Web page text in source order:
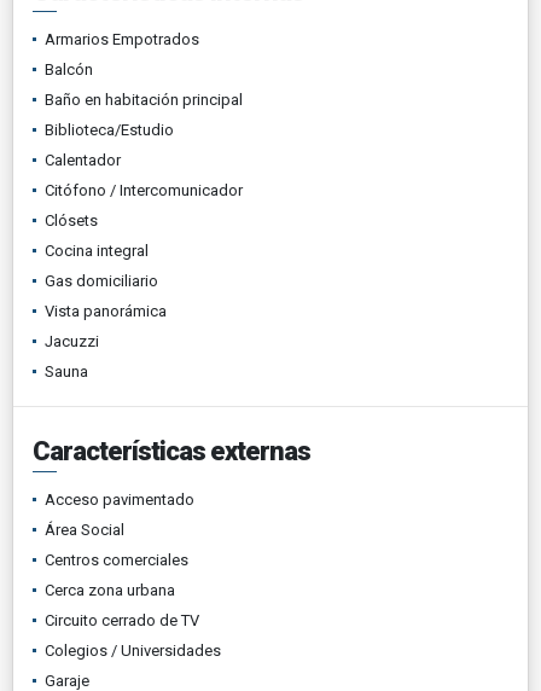
Armarios Empotrados
Balcón
Baño en habitación principal
Biblioteca/Estudio
Calentador
Citófono / Intercomunicador
Clósets
Cocina integral
Gas domiciliario
Vista panorámica
Jacuzzi
Sauna
Características externas
Acceso pavimentado
Área Social
Centros comerciales
Cerca zona urbana
Circuito cerrado de TV
Colegios / Universidades
Garaje